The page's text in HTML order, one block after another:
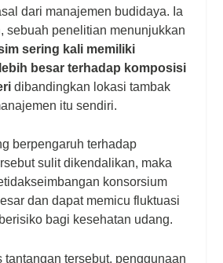
dari manajemen budidaya. Ia
sebuah penelitian menunjukkan
sering kali memiliki
besar terhadap komposisi
dibandingkan lokasi tambak
itu sendiri.
berpengaruh terhadap
sulit dikendalikan, maka
konsorsium
dan dapat memicu fluktuasi
bagi kesehatan udang.
tantangan tersebut, penggunaan